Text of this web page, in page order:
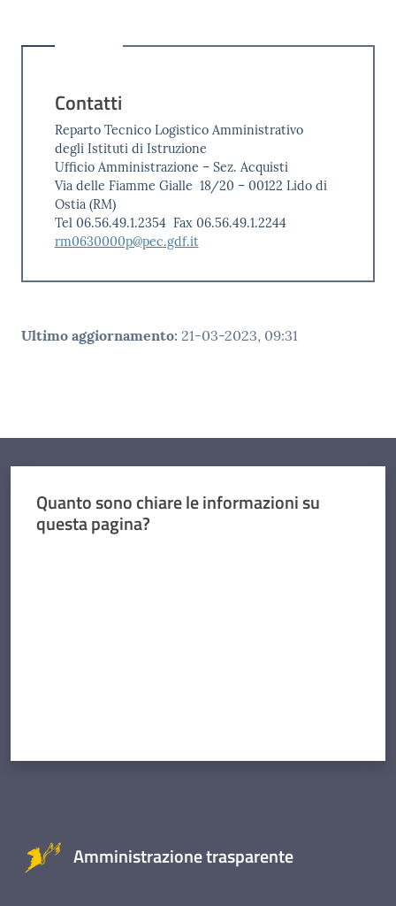
Contatti
Reparto Tecnico Logistico Amministrativo
degli Istituti di Istruzione
Ufficio Amministrazione – Sez. Acquisti
Via delle Fiamme Gialle 18/20 – 00122 Lido di
Ostia (RM)
Tel 06.56.49.1.2354 Fax 06.56.49.1.2244
rm0630000p@pec.gdf.it
Ultimo aggiornamento: 21-03-2023, 09:31
Quanto sono chiare le informazioni su
questa pagina?
Amministrazione trasparente